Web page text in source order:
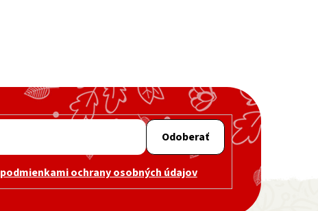
Odoberať
podmienkami ochrany osobných údajov